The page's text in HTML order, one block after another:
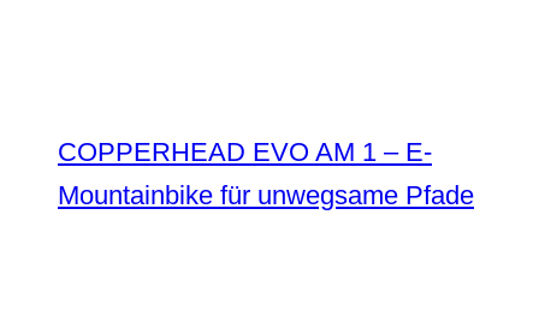
COPPERHEAD EVO AM 1 – E-
Mountainbike für unwegsame Pfade